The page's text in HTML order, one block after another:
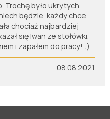
Trochę było ukrytych
będzie, każdy chce
chociaż najbardziej
się Iwan ze stołówki.
i zapałem do pracy! :)
08.08.2021